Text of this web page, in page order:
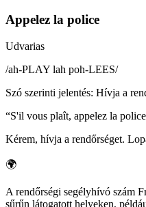
Appelez la police
Udvarias
/ah-PLAY lah poh-LEES/
Szó szerinti jelentés: Hívja a
“S'il vous plaît, appelez la
Kérem, hívja a rendőrséget.
🌍
A rendőrségi segélyhívó szám
sűrűn látogatott helyeken,